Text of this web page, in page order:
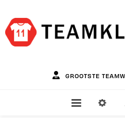
GROOTSTE